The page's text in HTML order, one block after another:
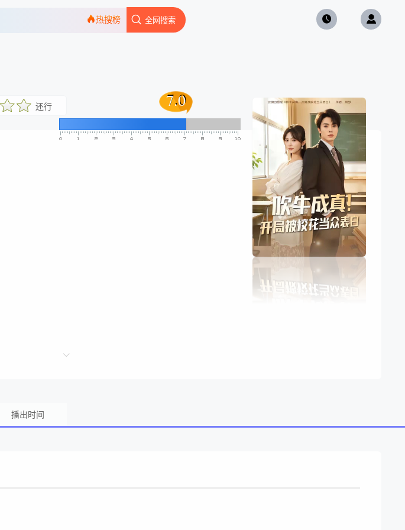
全网搜索
热搜榜
7.0
7.0
还行
播出时间